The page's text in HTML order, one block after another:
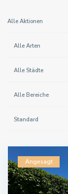
Alle Aktionen
Alle Arten
Alle Städte
Alle Bereiche
Standard
Angesagt